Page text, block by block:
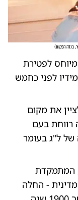
בנדה הפקות)
לפטירת
לפני כחמש
את מקום
רווחת בעם
של ל"ג בעומר
המתמקדת
- החלה